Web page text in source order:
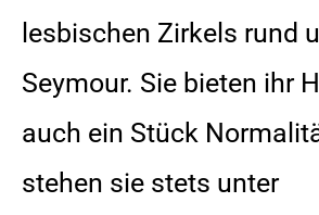
lesbischen Zirkels rund
Seymour. Sie bieten ihr
auch ein Stück
stehen sie stets unter